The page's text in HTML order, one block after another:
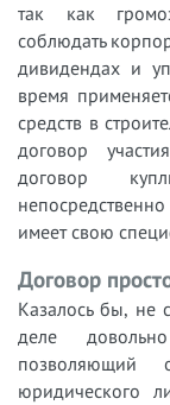
так как
соблюдать
дивидендах и
время
средств в
договор
договор
имеет свою
Договор
Казалось бы, не
деле
позволяющий
юридического